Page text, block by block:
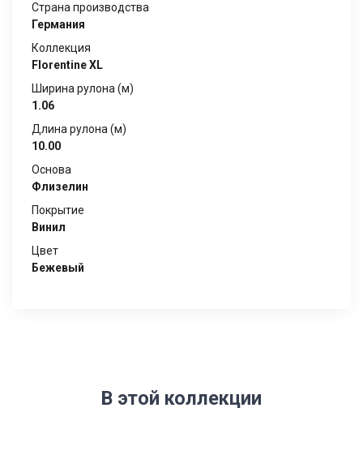
Страна производства
Германия
Коллекция
Florentine XL
Ширина рулона (м)
1.06
Длина рулона (м)
10.00
Основа
Флизелин
Покрытие
Винил
Цвет
Бежевый
В этой коллекции